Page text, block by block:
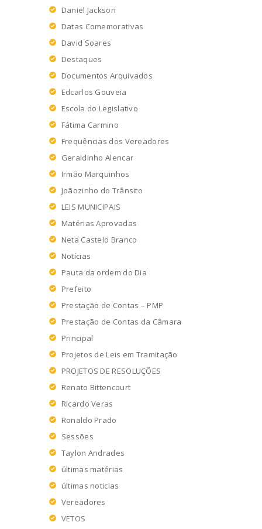
Daniel Jackson
Datas Comemorativas
David Soares
Destaques
Documentos Arquivados
Edcarlos Gouveia
Escola do Legislativo
Fátima Carmino
Frequências dos Vereadores
Geraldinho Alencar
Irmão Marquinhos
Joãozinho do Trânsito
LEIS MUNICIPAIS
Matérias Aprovadas
Neta Castelo Branco
Notícias
Pauta da ordem do Dia
Prefeito
Prestação de Contas – PMP
Prestação de Contas da Câmara
Principal
Projetos de Leis em Tramitação
PROJETOS DE RESOLUÇÕES
Renato Bittencourt
Ricardo Veras
Ronaldo Prado
Sessões
Taylon Andrades
últimas matérias
últimas noticias
Vereadores
VETOS